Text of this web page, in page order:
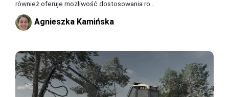
również oferuje możliwość dostosowania ro...
Agnieszka Kamińska